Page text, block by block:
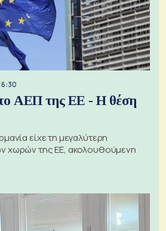
ΑΕΠ της ΕΕ - Η θέση
είχε τη μεγαλύτερη
χωρών της ΕΕ, ακολουθούμενη